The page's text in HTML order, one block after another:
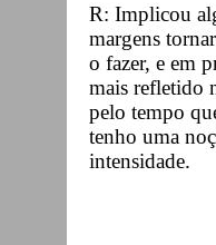
R: Implicou
margens
o fazer, e em
mais refletido
pelo tempo
tenho uma
intensidade.